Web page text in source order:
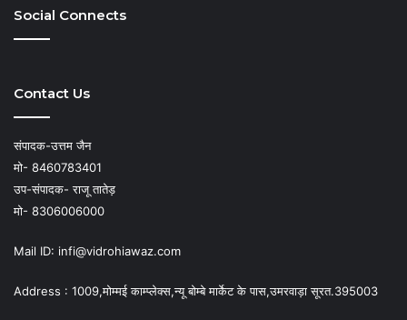
Social Connects
Contact Us
संपादक-उत्तम जैन
मो- 8460783401
उप-संपादक- राजू तातेड़
मो- 8306006000
Mail ID: infi@vidrohiawaz.com
Address : 1009,मोम्मई काम्प्लेक्स,न्यू बोम्बे मार्केट के पास,उमरवाड़ा सूरत.395003